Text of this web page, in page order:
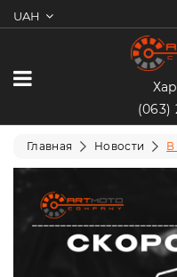
UAH
0
Категории
Мотоциклы
Квадроциклы
Скутеры/
Мопеды
(063)
Главная Новости В